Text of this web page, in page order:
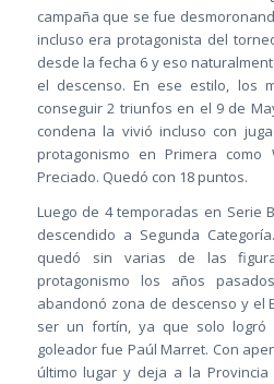
campaña que se fue
incluso era protagonista del
desde la fecha 6 y eso
el descenso. En ese estilo, los
conseguir 2 triunfos en el 9 de
condena la vivió incluso con
protagonismo en Primera como
Preciado. Quedó con 18 puntos.
Luego de 4 temporadas en Serie
descendido a Segunda
quedó sin varias de las
protagonismo los años
abandonó zona de descenso y el
ser un fortín, ya que solo logró
goleador fue Paúl Marret. Con
último lugar y deja a la